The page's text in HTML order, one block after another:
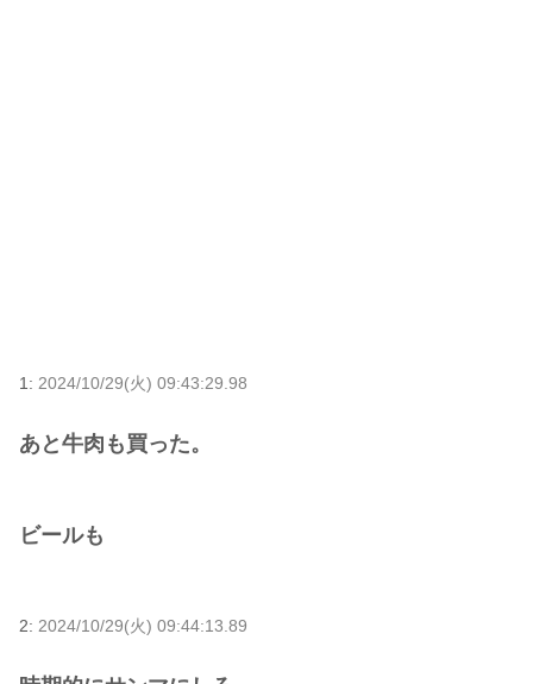
1: 2024/10/29(火) 09:43:29.98
あと牛肉も買った。
ビールも
2: 2024/10/29(火) 09:44:13.89